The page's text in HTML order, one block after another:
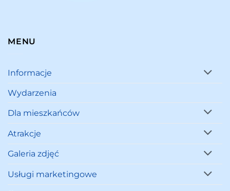
MENU
Informacje
Wydarzenia
Dla mieszkańców
Atrakcje
Galeria zdjęć
Usługi marketingowe